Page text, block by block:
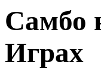
Самбо
Играх